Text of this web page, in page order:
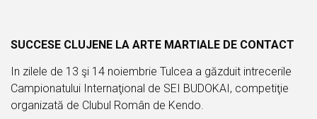
06
SUCCESE CLUJENE LA ARTE MARTIALE DE CONTACT
In zilele de 13 şi 14 noiembrie Tulcea a găzduit intrecerile
Campionatului Internaţional de SEI BUDOKAI, competiţie
organizată de Clubul Român de Kendo.